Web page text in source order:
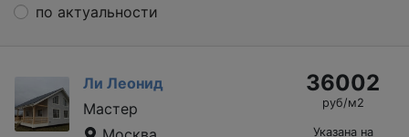
по актуальности
Ли Леонид
Мастер
36002
руб/м2
Указана на